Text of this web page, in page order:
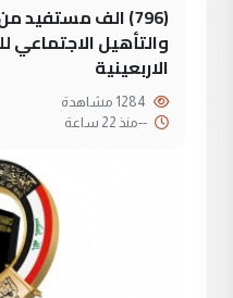
(796) الف
والتأهيل الاجتماعي
الاربعينية
--منذ 22 ساعة